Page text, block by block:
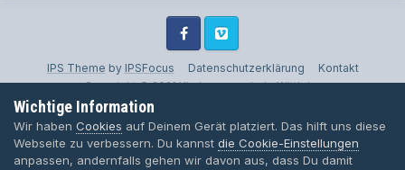
IPS Theme by IPSFocus Datenschutzerklärung Kontakt
FacebookVimeo
Copyright © 2021 Kirchengemeinde Wittlohe
Powered by Invision Community
Wichtige Information
Wir haben Cookies auf Deinem Gerät platziert. Das hilft uns diese
Webseite zu verbessern. Du kannst die Cookie-Einstellungen
anpassen, andernfalls gehen wir davon aus, dass Du damit